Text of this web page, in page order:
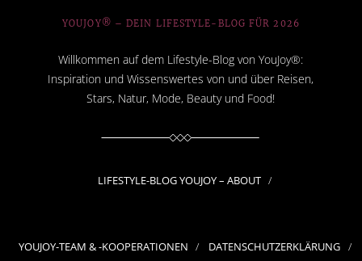
YOUJOY® – DEIN LIFESTYLE-BLOG FÜR 2026
Willkommen auf dem Lifestyle-Blog von YouJoy®:
Inspiration und Wissenswertes von und über Reisen,
Stars, Natur, Mode, Beauty und Food!
LIFESTYLE-BLOG YOUJOY – ABOUT
YOUJOY-TEAM & -KOOPERATIONEN DATENSCHUTZERKLÄRUNG